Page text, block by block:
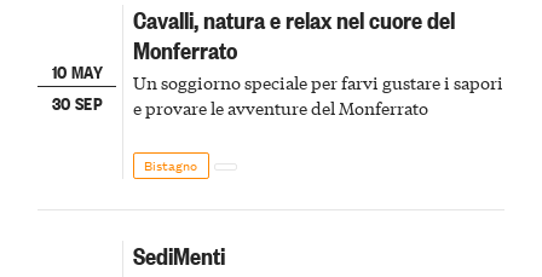
10 MAY
30 SEP
Cavalli, natura e relax nel cuore del
Monferrato
Un soggiorno speciale per farvi gustare i sapori
e provare le avventure del Monferrato
Bistagno
SediMenti